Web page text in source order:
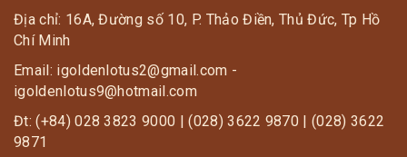
Địa chỉ: 16A, Đường số 10, P. Thảo Điền, Thủ Đức, Tp Hồ
Chí Minh
Email: igoldenlotus2@gmail.com -
igoldenlotus9@hotmail.com
Đt: (+84) 028 3823 9000 | (028) 3622 9870 | (028) 3622
9871